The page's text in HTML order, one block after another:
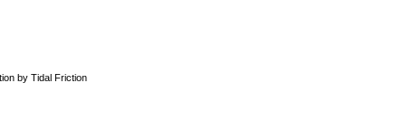
by Tidal Friction